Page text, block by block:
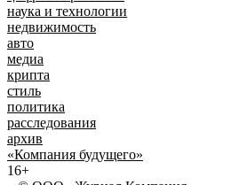
наука и технологии
недвижимость
авто
медиа
крипта
стиль
политика
расследования
архив
«Компания будущего»
16+